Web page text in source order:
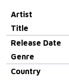
Artist
Title
Release Date
Genre
Country